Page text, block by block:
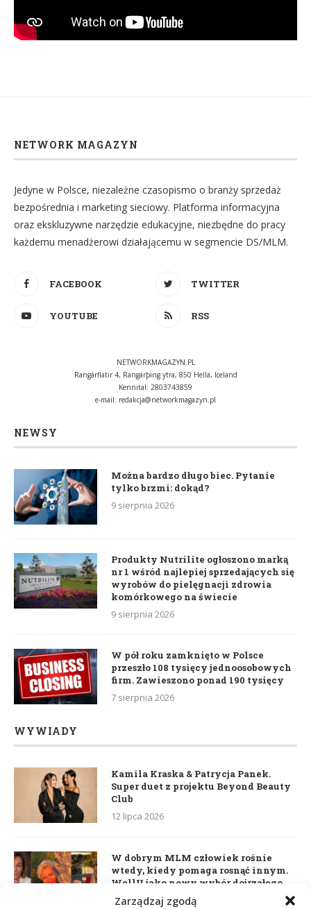
Zarządzaj zgodą
NETWORK MAGAZYN
Jedyne w Polsce, niezależne czasopismo o branży sprzedaż
bezpośrednia i marketing sieciowy. Platforma informacyjna
oraz ekskluzywne narzędzie edukacyjne, niezbędne do pracy
każdemu menadżerowi działającemu w segmencie DS/MLM.
FACEBOOK TWITTER
YOUTUBE RSS
NETWORKMAGAZYN.PL
Rangárflatir 4, Rangárþing ytra, 850 Hella, Iceland
Kennital: 2803743859
e-mail: redakcja@networkmagazyn.pl
NEWSY
Można bardzo długo biec. Pytanie
tylko brzmi: dokąd?
9 sierpnia 2026
Produkty Nutrilite ogłoszono marką
nr 1 wśród najlepiej sprzedających się
wyrobów do pielęgnacji zdrowia
komórkowego na świecie
9 sierpnia 2026
W pół roku zamknięto w Polsce
przeszło 108 tysięcy jednoosobowych
firm. Zawieszono ponad 190 tysięcy
7 sierpnia 2026
WYWIADY
Kamila Kraska & Patrycja Panek.
Super duet z projektu Beyond Beauty
Club
12 lipca 2026
W dobrym MLM człowiek rośnie
wtedy, kiedy pomaga rosnąć innym.
WellU jako nowy wybór dojrzałego
lidera